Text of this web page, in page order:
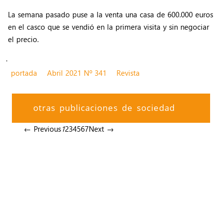
La semana pasado puse a la venta una casa de 600.000 euros
en el casco que se vendió en la primera visita y sin negociar
el precio.
.
portada
Abril 2021 Nº 341 Revista
otras publicaciones de sociedad
← Previous1234567Next →